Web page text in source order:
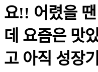
요!! 어렸을
데 요즘은 맛
고 아직 성장